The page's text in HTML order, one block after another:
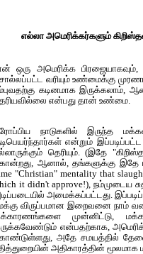
எல்லா அமெரிக்கர்களும்
ஒரு அமெரிக்க
வரியும் உண்மைக்கு
கடினமாக இருக்கலாம்,
என்பது தான் உண்மை.
நாடுகளில் இருந்த
என்றும்
தெரியும்.(இதே
ஆனால், தங்களுக்கு இதே
"Christian" mentality that
it didn't approve!), நம்முடைய
அமைக்கப்பட்டது.
விருப்பமான இறைவனை நாம்
முன்னிட்டு, மக்கள்
என்பதற்காக‌,
அதே சமயத்தில்
அதிகாரத்தின் மூலமாக